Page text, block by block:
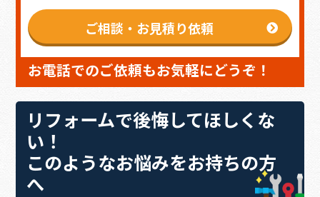
ご相談・お見積り依頼
お電話でのご依頼もお気軽にどうぞ！
リフォームで後悔してほしくな
い！
このようなお悩みをお持ちの方
へ